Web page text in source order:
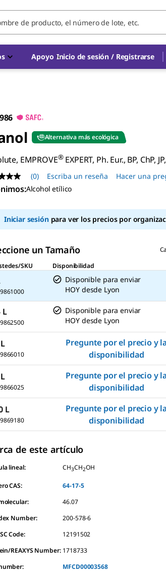
Apoyo Inicio de sesión / Registrarse
Alternativa más ecológica
EMPROVE®EXPERT, Ph. Eur., BP, ChP,
(0) Escriba un reseña Hacer una
:Alcohol etílico
Iniciar sesiónpara ver los precios por
un Tamaño
SKU
Disponibilidad
Disponible para enviar
HOY desde Lyon
L
Disponible para enviar
HOY desde Lyon
Pregunte por el precio y
disponibilidad
Pregunte por el precio y
disponibilidad
L
Pregunte por el precio y
disponibilidad
de este artículo
lineal: CH3CH2OH
CAS:
64-17-5
46.07
Number:
200-578-6
Code:
12191502
REAXYS Number: 1718733
MFCD00003568